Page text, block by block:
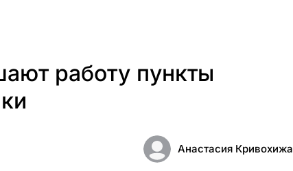
работу пункты
Анастасия Кривохижа